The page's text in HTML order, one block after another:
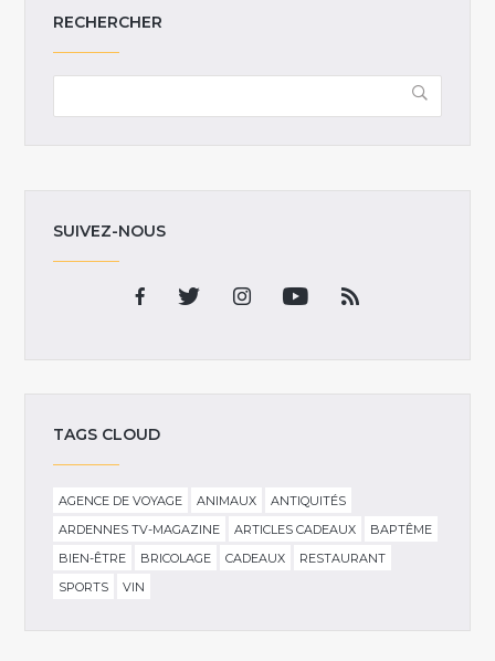
RECHERCHER
SUIVEZ-NOUS
TAGS CLOUD
AGENCE DE VOYAGE ANIMAUX
ANTIQUITÉS
ARDENNES TV-MAGAZINE
ARTICLES CADEAUX
BAPTÊME
BIEN-ÊTRE
BRICOLAGE CADEAUX
RESTAURANT
SPORTS
VIN